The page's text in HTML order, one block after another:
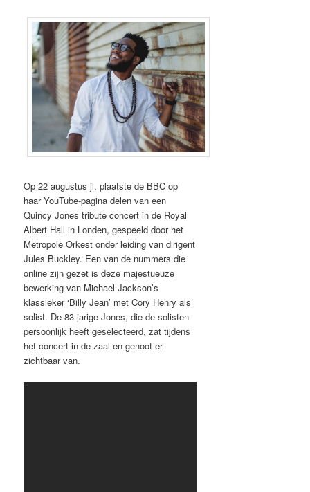
Op 22 augustus jl. plaatste de BBC op
haar YouTube-pagina delen van een
Quincy Jones tribute concert in de Royal
Albert Hall in Londen, gespeeld door het
Metropole Orkest onder leiding van dirigent
Jules Buckley. Een van de nummers die
online zijn gezet is deze majestueuze
bewerking van Michael Jackson’s
klassieker ‘Billy Jean’ met Cory Henry als
solist. De 83-jarige Jones, die de solisten
persoonlijk heeft geselecteerd, zat tijdens
het concert in de zaal en genoot er
zichtbaar van.